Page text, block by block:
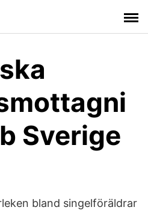
Sverige
bland singelföräldrar